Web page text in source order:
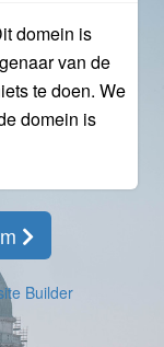
domein is
van de
te doen. We
domein is
Builder